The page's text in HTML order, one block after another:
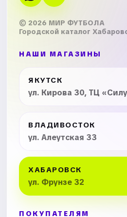
© 2026 МИР ФУТБОЛА
Городской каталог
НАШИ МАГАЗИНЫ
ЯКУТСК
ул. Кирова 30, ТЦ
ВЛАДИВОСТОК
ул. Алеутская 33
ХАБАРОВСК
ул. Фрунзе 32
ПОКУПАТЕЛЯМ